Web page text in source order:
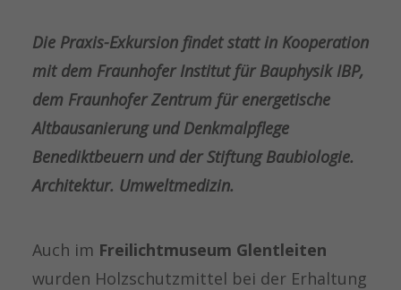
Die Praxis-Exkursion findet statt in Kooperation
mit dem Fraunhofer Institut für Bauphysik IBP,
dem Fraunhofer Zentrum für energetische
Altbausanierung und Denkmalpflege
Benediktbeuern und der Stiftung Baubiologie.
Architektur. Umweltmedizin.
Auch im Freilichtmuseum Glentleiten
wurden Holzschutzmittel bei der Erhaltung